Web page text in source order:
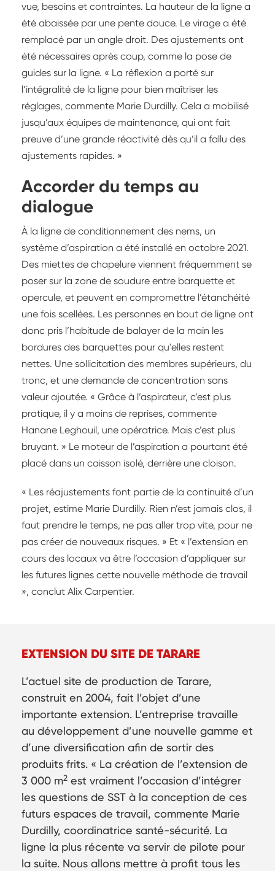
vue, besoins et contraintes. La hauteur de la ligne a
été abaissée par une pente douce. Le virage a été
remplacé par un angle droit. Des ajustements ont
été nécessaires après coup, comme la pose de
guides sur la ligne. « La réflexion a porté sur
l’intégralité de la ligne pour bien maîtriser les
réglages, commente Marie Durdilly. Cela a mobilisé
jusqu’aux équipes de maintenance, qui ont fait
preuve d’une grande réactivité dès qu’il a fallu des
ajustements rapides. »
Accorder du temps au
dialogue
À la ligne de conditionnement des nems, un
système d’aspiration a été installé en octobre 2021.
Des miettes de chapelure viennent fréquemment se
poser sur la zone de soudure entre barquette et
opercule, et peuvent en compromettre l’étanchéité
une fois scellées. Les personnes en bout de ligne ont
donc pris l’habitude de balayer de la main les
bordures des barquettes pour qu'elles restent
nettes. Une sollicitation des membres supérieurs, du
tronc, et une demande de concentration sans
valeur ajoutée. « Grâce à l’aspirateur, c’est plus
pratique, il y a moins de reprises, commente
Hanane Leghouil, une opératrice. Mais c’est plus
bruyant. » Le moteur de l’aspiration a pourtant été
placé dans un caisson isolé, derrière une cloison.
« Les réajustements font partie de la continuité d’un
projet, estime Marie Durdilly. Rien n’est jamais clos, il
faut prendre le temps, ne pas aller trop vite, pour ne
pas créer de nouveaux risques. » Et « l’extension en
cours des locaux va être l’occasion d’appliquer sur
les futures lignes cette nouvelle méthode de travail
», conclut Alix Carpentier.
EXTENSION DU SITE DE TARARE
L’actuel site de production de Tarare,
construit en 2004, fait l’objet d’une
importante extension. L’entreprise travaille
au développement d’une nouvelle gamme et
d’une diversification afin de sortir des
produits frits. « La création de l’extension de
3 000 m2 est vraiment l’occasion d’intégrer
les questions de SST à la conception de ces
futurs espaces de travail, commente Marie
Durdilly, coordinatrice santé-sécurité. La
ligne la plus récente va servir de pilote pour
la suite. Nous allons mettre à profit tous les